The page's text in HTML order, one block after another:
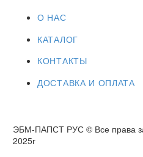
О НАС
КАТАЛОГ
КОНТАКТЫ
ДОСТАВКА И ОПЛАТА
ЭБМ-ПАПСТ РУС © Все
2025г